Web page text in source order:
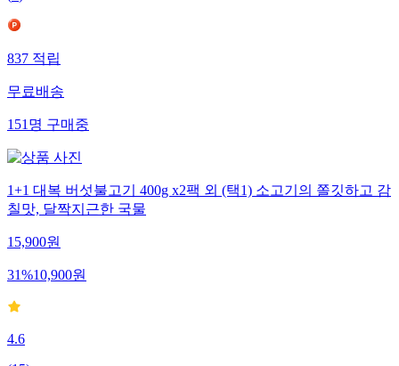
837적립
무료배송
151명구매중
1+1 대복 버섯불고기 400g x2팩 외 (택1) 소고기의 쫄깃하고 감
칠맛, 달짝지근한 국물
15,900원
31%10,900원
4.6